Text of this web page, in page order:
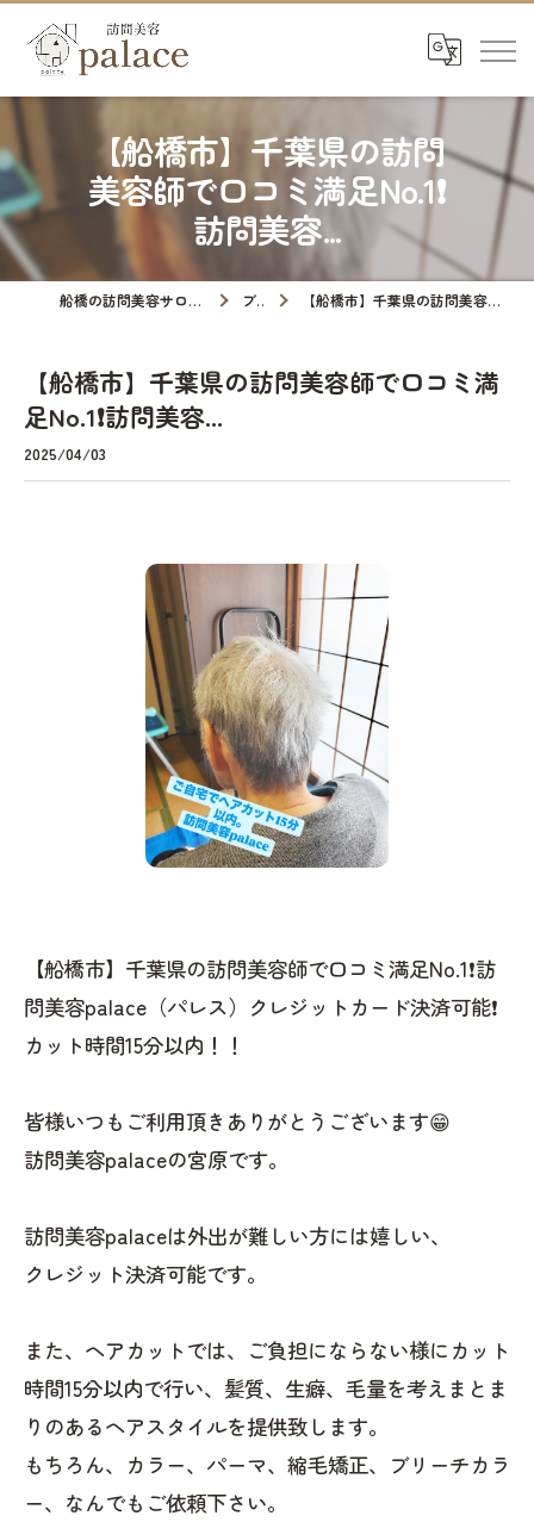
【船橋市】千葉県の訪問
美容師で口コミ満足No.1❗️
訪問美容...
船橋の訪問美容サロンなら訪問美容palace ブログ 【船橋市】千葉県の訪問美容師で口コミ満足No.1❗️訪問美容...
【船橋市】千葉県の訪問美容師で口コミ満
足No.1❗️訪問美容...
2025/04/03
【船橋市】千葉県の訪問美容師で口コミ満足No.1❗️訪
問美容palace（パレス）クレジットカード決済可能❗️
カット時間15分以内！！
皆様いつもご利用頂きありがとうございます😁
訪問美容palaceの宮原です。
訪問美容palaceは外出が難しい方には嬉しい、
クレジット決済可能です。
また、ヘアカットでは、ご負担にならない様にカット
時間15分以内で行い、髪質、生癖、毛量を考えまとま
りのあるヘアスタイルを提供致します。
もちろん、カラー、パーマ、縮毛矯正、ブリーチカラ
ー、なんでもご依頼下さい。